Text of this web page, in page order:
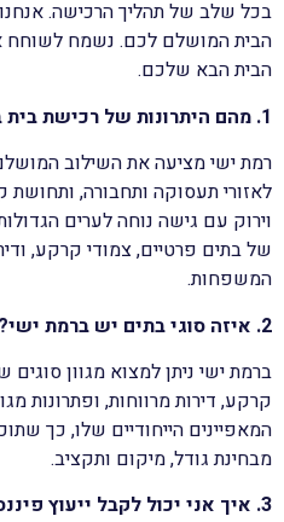
בכל שלב של תהליך הרכישה.
הבית המושלם לכם. נשמח לשוחח
הבית הבא שלכם.
1. מהם היתרונות של רכישת בית ברמת ישי?
רמת ישי מציעה את השילוב
לאזורי תעסוקה ותחבורה, ותחושת
וירוק עם גישה נוחה לערים
של בתים פרטיים, צמודי קרקע,
המשפחות.
2. איזה סוגי בתים יש ברמת ישי?
ברמת ישי ניתן למצוא מגוון
קרקע, דירות מרווחות, ופתרונות
המאפיינים הייחודיים שלו, כך
מבחינת גודל, מיקום ותקציב.
3. איך אני יכול לקבל ייעוץ פיננסי לרכישת בית ברמת ישי?